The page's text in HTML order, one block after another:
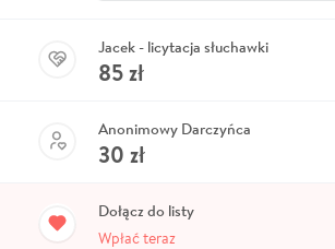
Jacek - licytacja słuchawki
85zł
Anonimowy Darczyńca
30 zł
Dołącz do listy
Wpłać teraz